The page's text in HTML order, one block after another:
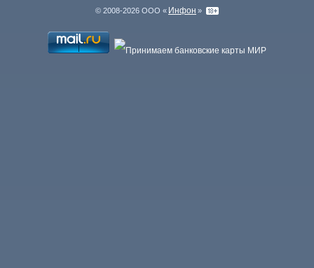
© 2008-2026 ООО « Инфон »